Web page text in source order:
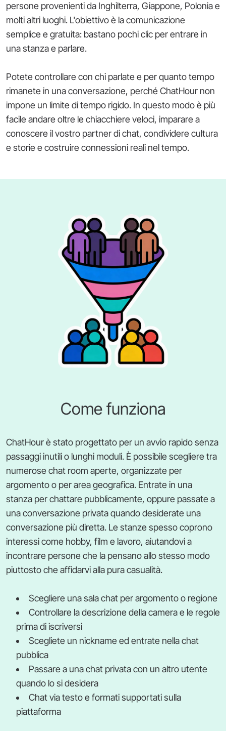
persone provenienti da Inghilterra, Giappone, Polonia e
molti altri luoghi. L'obiettivo è la comunicazione
semplice e gratuita: bastano pochi clic per entrare in
una stanza e parlare.
Potete controllare con chi parlate e per quanto tempo
rimanete in una conversazione, perché ChatHour non
impone un limite di tempo rigido. In questo modo è più
facile andare oltre le chiacchiere veloci, imparare a
conoscere il vostro partner di chat, condividere cultura
e storie e costruire connessioni reali nel tempo.
Come funziona
ChatHour è stato progettato per un avvio rapido senza
passaggi inutili o lunghi moduli. È possibile scegliere tra
numerose chat room aperte, organizzate per
argomento o per area geografica. Entrate in una
stanza per chattare pubblicamente, oppure passate a
una conversazione privata quando desiderate una
conversazione più diretta. Le stanze spesso coprono
interessi come hobby, film e lavoro, aiutandovi a
incontrare persone che la pensano allo stesso modo
piuttosto che affidarvi alla pura casualità.
Scegliere una sala chat per argomento o regione
Controllare la descrizione della camera e le regole
prima di iscriversi
Scegliete un nickname ed entrate nella chat
pubblica
Passare a una chat privata con un altro utente
quando lo si desidera
Chat via testo e formati supportati sulla
piattaforma